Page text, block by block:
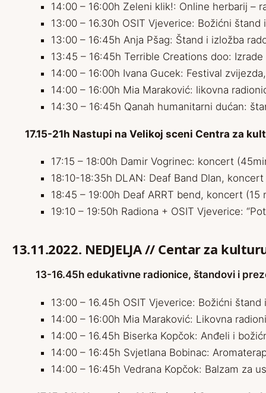
14:00 – 16:00h Zeleni klik!: Online herbarij –
13:00 – 16.30h OSIT Vjeverice: Božićni
13:00 – 16:45h Anja Pšag: Štand i izložba
13:45 – 16:45h Terrible Creations doo:
14:00 – 16:00h Ivana Gucek: Festival
14:00 – 16:00h Mia Maraković: likovna
14:30 – 16:45h Qanah humanitarni dućan:
17.15-21h Nastupi na Velikoj sceni Centra za
17:15 – 18:00h Damir Vogrinec: koncert
18:10-18:35h DLAN: Deaf Band Dlan,
18:45 – 19:00h Deaf ARRT bend, koncert (15
19:10 – 19:50h Radiona + OSIT Vjeverice:
13.11.2022. NEDJELJA// Centar za
13-16.45h edukativne radionice, štandovi i
13:00 – 16.45h OSIT Vjeverice: Božićni
14:00 – 16:00h Mia Maraković: Likovna
14:00 – 16.45h Biserka Kopčok: Anđeli i
14:00 – 16:45h Svjetlana Bobinac:
14:00 – 16:45h Vedrana Kopčok: Balzam za